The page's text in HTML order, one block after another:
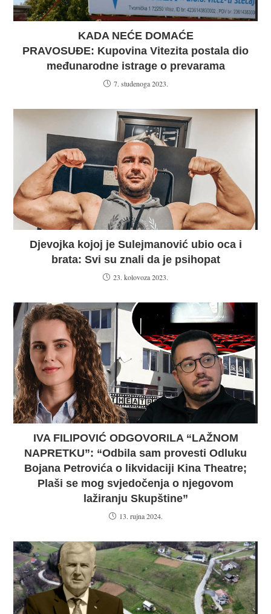
KADA NEĆE DOMAĆE
PRAVOSUĐE: Kupovina Vitezita postala dio
međunarodne istrage o prevarama
7. studenoga 2023.
Djevojka kojoj je Sulejmanović ubio oca i
brata: Svi su znali da je psihopat
23. kolovoza 2023.
IVA FILIPOVIĆ ODGOVORILA “LAŽNOM
NAPRETKU”: “Odbila sam provesti Odluku
Bojana Petrovića o likvidaciji Kina Theatre;
Plaši se mog svjedočenja o njegovom
lažiranju Skupštine”
13. rujna 2024.